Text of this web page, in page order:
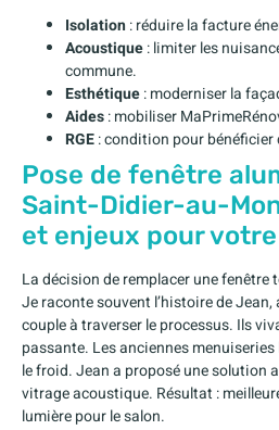
Isolation: réduire la facture
Acoustique: limiter les
commune.
Esthétique: moderniser la
Aides: mobiliser
RGE: condition pour
Pose de fenêtre
Saint-Didier-au-
et enjeux pour
La décision de remplacer une fenêtre
Je raconte souvent l’histoire de
couple à traverser le processus. Ils
passante. Les anciennes
le froid. Jean a proposé une solution
vitrage acoustique. Résultat :
lumière pour le salon.